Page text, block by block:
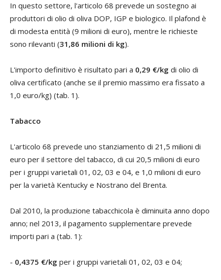
In questo settore, l'articolo 68 prevede un sostegno ai
produttori di olio di oliva DOP, IGP e biologico. Il plafond è
di modesta entità (9 milioni di euro), mentre le richieste
sono rilevanti (31,86 milioni di kg).
L'importo definitivo è risultato pari a 0,29 €/kg di olio di
oliva certificato (anche se il premio massimo era fissato a
1,0 euro/kg) (tab. 1).
Tabacco
L'articolo 68 prevede uno stanziamento di 21,5 milioni di
euro per il settore del tabacco, di cui 20,5 milioni di euro
per i gruppi varietali 01, 02, 03 e 04, e 1,0 milioni di euro
per la varietà Kentucky e Nostrano del Brenta.
Dal 2010, la produzione tabacchicola è diminuita anno dopo
anno; nel 2013, il pagamento supplementare prevede
importi pari a (tab. 1):
- 0,4375 €/kg per i gruppi varietali 01, 02, 03 e 04;